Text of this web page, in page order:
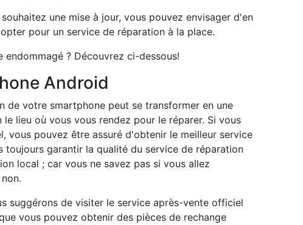
une mise à jour, vous pouvez envisager d'en
pour un service de réparation à la place.
? Découvrez ci-dessous!
Android
de votre smartphone peut se transformer en une
lieu où vous vous rendez pour le réparer. Si vous
vous pouvez être assuré d'obtenir le meilleur service
toujours garantir la qualité du service de réparation
local ; car vous ne savez pas si vous allez
suggérons de visiter le service après-vente officiel
vous pouvez obtenir des pièces de rechange